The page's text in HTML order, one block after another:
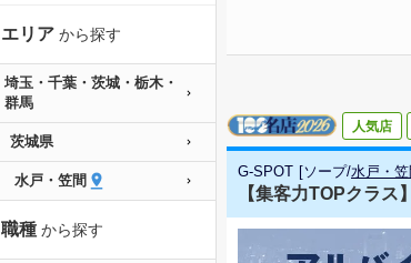
人気店
G-SPOT [ソープ/水戸・
【集客力TOPクラ
エリア から探す
埼玉・千葉・茨城・栃木・
群馬
茨城県
水戸・笠間
職種 から探す